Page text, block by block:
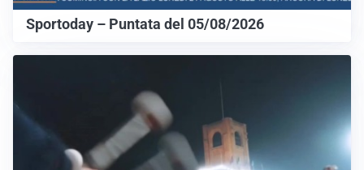
Sportoday – Puntata del 05/08/2026